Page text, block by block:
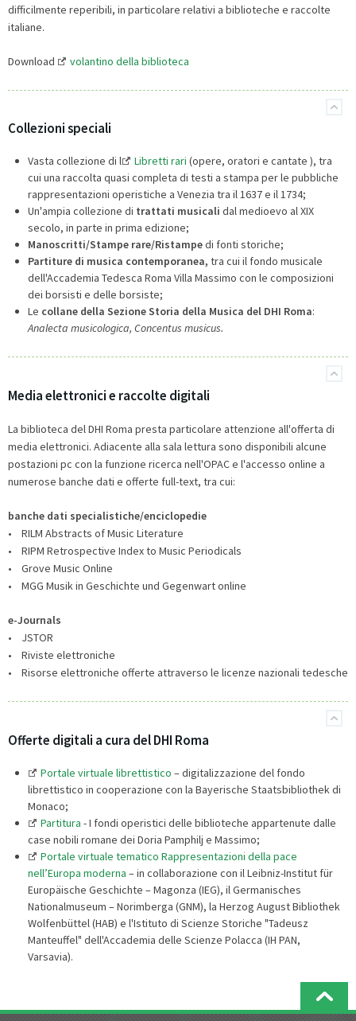
difficilmente reperibili, in particolare relativi a biblioteche e raccolte
italiane.
Download volantino della biblioteca
Collezioni speciali
Vasta collezione di l Libretti rari(opere, oratori e cantate ), tra
cui una raccolta quasi completa di testi a stampa per le pubbliche
rappresentazioni operistiche a Venezia tra il 1637 e il 1734;
Un'ampia collezione di trattati musicali dal medioevo al XIX
secolo, in parte in prima edizione;
Manoscritti/Stampe rare/Ristampedi fonti storiche;
Partiture di musica contemporanea, tra cui il fondo musicale
dell'Accademia Tedesca Roma Villa Massimo con le composizioni
dei borsisti e delle borsiste;
Le collane della Sezione Storia della Musica del DHI Roma:
Analecta musicologica, Concentus musicus.
Media elettronici e raccolte digitali
La biblioteca del DHI Roma presta particolare attenzione all'offerta di
media elettronici. Adiacente alla sala lettura sono disponibili alcune
postazioni pc con la funzione ricerca nell'OPAC e l'accesso online a
numerose banche dati e offerte full-text, tra cui:
banche dati specialistiche/enciclopedie
• RILM Abstracts of Music Literature
• RIPM Retrospective Index to Music Periodicals
• Grove Music Online
• MGG Musik in Geschichte und Gegenwart online
e-Journals
• JSTOR
• Riviste elettroniche
• Risorse elettroniche offerte attraverso le licenze nazionali tedesche
Offerte digitali a cura del DHI Roma
Portale virtuale librettistico – digitalizzazione del fondo
librettistico in cooperazione con la Bayerische Staatsbibliothek di
Monaco;
Partitura - I fondi operistici delle biblioteche appartenute dalle
case nobili romane dei Doria Pamphilj e Massimo;
Portale virtuale tematico Rappresentazioni della pace
nell’Europa moderna – in collaborazione con il Leibniz-Institut für
Europäische Geschichte – Magonza (IEG), il Germanisches
Nationalmuseum – Norimberga (GNM), la Herzog August Bibliothek
Wolfenbüttel (HAB) e l'Istituto di Scienze Storiche "Tadeusz
Manteuffel" dell'Accademia delle Scienze Polacca (IH PAN,
Varsavia).